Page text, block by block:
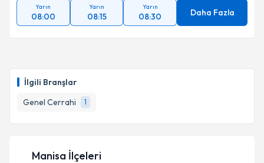
İlgili Branşlar
Genel Cerrahi
1
Yarın
08:00
Yarın
08:15
Yarın
08:30 Daha Fazla
Manisa İlçeleri